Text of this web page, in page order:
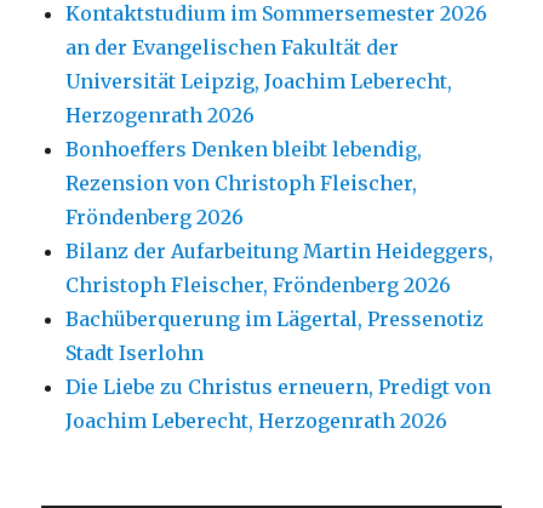
Kontaktstudium im Sommersemester 2026
an der Evangelischen Fakultät der
Universität Leipzig, Joachim Leberecht,
Herzogenrath 2026
Bonhoeffers Denken bleibt lebendig,
Rezension von Christoph Fleischer,
Fröndenberg 2026
Bilanz der Aufarbeitung Martin Heideggers,
Christoph Fleischer, Fröndenberg 2026
Bachüberquerung im Lägertal, Pressenotiz
Stadt Iserlohn
Die Liebe zu Christus erneuern, Predigt von
Joachim Leberecht, Herzogenrath 2026